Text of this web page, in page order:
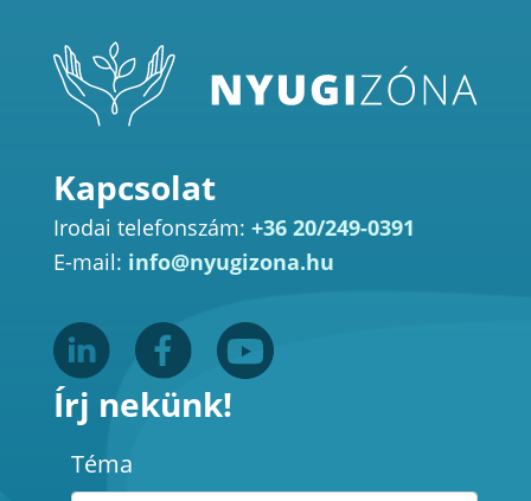
Kapcsolat
Irodai telefonszám: +36 20/249-0391
E-mail: info@nyugizona.hu
Írj nekünk!
Téma